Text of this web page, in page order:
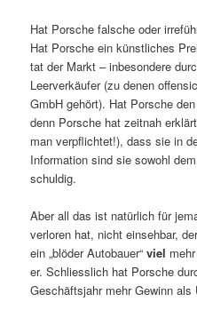
Hat Porsche falsche oder
Hat Porsche ein künstliches
tat der Markt – inbesondere
Leerverkäufer (zu denen
GmbH gehört). Hat Porsche
denn Porsche hat zeitnah
man verpflichtet!), dass sie in
Information sind sie sowohl
schuldig.
Aber all das ist natürlich für
verloren hat, nicht einsehbar,
ein „blöder Autobauer“viel
er. Schliesslich hat Porsche
Geschäftsjahr mehr Gewinn